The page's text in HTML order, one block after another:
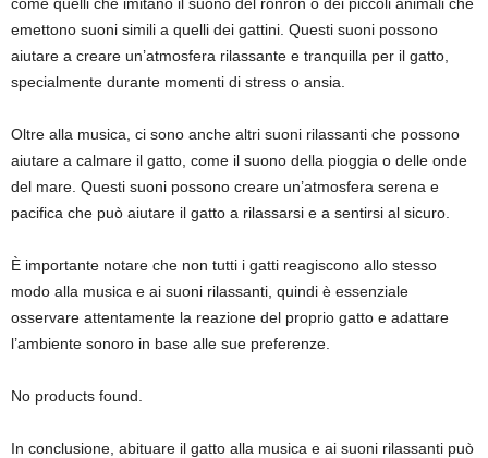
emettono suoni simili a quelli dei gattini. Questi suoni possono
aiutare a creare un’atmosfera rilassante e tranquilla per il gatto,
specialmente durante momenti di stress o ansia.
Oltre alla musica, ci sono anche altri suoni rilassanti che possono
aiutare a calmare il gatto, come il suono della pioggia o delle onde
del mare. Questi suoni possono creare un’atmosfera serena e
pacifica che può aiutare il gatto a rilassarsi e a sentirsi al sicuro.
È importante notare che non tutti i gatti reagiscono allo stesso
modo alla musica e ai suoni rilassanti, quindi è essenziale
osservare attentamente la reazione del proprio gatto e adattare
l’ambiente sonoro in base alle sue preferenze.
No products found.
In conclusione, abituare il gatto alla musica e ai suoni rilassanti può